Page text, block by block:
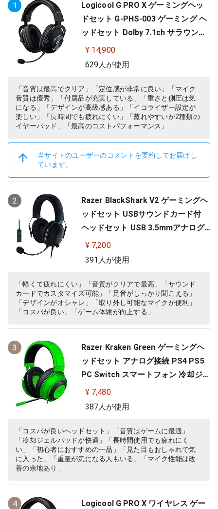
1
Logicool G PRO X ゲーミングヘッ
ドセット G-PHS-003 ゲーミング ヘ
ッドセット Dolby 7.1ch サラウンド
サウンド 3.5mm 有線 マイク付き Bl
ue VO!CE搭載 軽量 PS5 PS4 PC win
ック 国内正規品 【 ファイナルファ
ンタジー XIV 推奨モデル 】
¥ 14,900
629人が使用
「音質は最高でクリア」「定位感が非常に良い」「マイク
音質は優秀」「付属品が充実している」「重さと側圧は気
になる」「デザインが高級感ある」「イコライザー設定が
楽しい」「長時間でも疲れにくい」「蒸れやすいが2種類の
イヤーパッド」「最高のコストパフォーマンス」
当サイトのユーザーのコメントを要約してお届けし
ています。
2
Razer BlackShark V2 ゲーミングヘ
ッドセット USBサウンドカード付
ヘッドセット USB 3.5mmアナログ
THX 7.1ch 立体音響 特許技術採用チ
タンコート50mmドライバー 単一指
高遮音性イヤーカップ 軽量262g PC
PS4 PS5 Nintendo Switch 【日本…
¥ 7,200
391人が使用
「軽くて疲れにくい」「音質がクリアで最高」「サウンド
カードでカスタマイズ可能」「足音がしっかり聞こえる」
「デザインがオシャレ」「取り外し可能なマイクが便利」
「コスパが良い」「ゲーム体験が向上する」
3
Razer Kraken Green ゲーミングヘ
ッドセット アナログ接続 PS4 PS5
PC Switch スマートフォン 冷却ジェ
ルパッド 【日本正規代理店保証品】
RZ04-02830200-R3M
¥ 7,480
387人が使用
「コスパが良いヘッドセット」「音質はゲームに最適」
「冷却ジェルパッドが快適」「長時間使用でも疲れにく
い」「初心者におすすめの一品」「見た目もおしゃれで気
に入った」「重量が気になる人もいる」「マイク性能は改
善の余地あり」
4
Logicool G PRO X ワイヤレス ゲー